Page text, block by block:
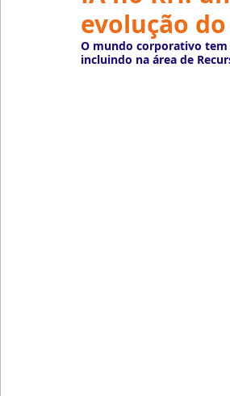
Emprego Avaliação de
evolução
O mundo corporativo
incluindo na área de